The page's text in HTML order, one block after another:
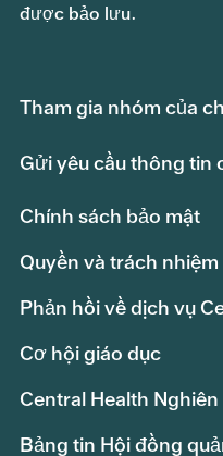
được bảo lưu.
Tham gia nhóm của
Gửi yêu cầu thông tin
Chính sách bảo mật
Quyền và trách
Phản hồi về dịch vụ
Cơ hội giáo dục
Central Health
Bảng tin Hội đồng